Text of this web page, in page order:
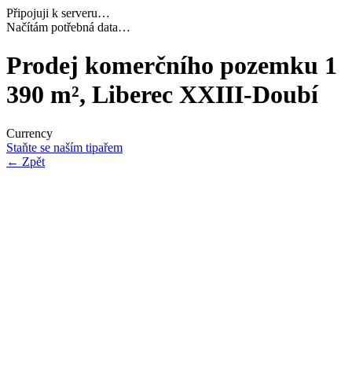
Připojuji k serveru…
Navazuji bezpečné spojení…
Prodej komerčního pozemku 1
390 m², Liberec XXIII-Doubí
Currency
Staňte se naším tipařem
← Zpět